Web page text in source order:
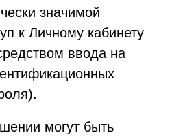
значимой
к Личному кабинету
ввода на
могут быть